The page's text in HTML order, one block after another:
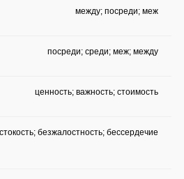
между; посреди; меж
посреди; среди; меж; между
ценность; важность; стоимость
безжалостность; бессердечие